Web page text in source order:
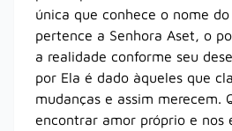
única que conhece o nome
pertence a Senhora Aset, o
a realidade conforme seu
por Ela é dado àqueles que
mudanças e assim merecem.
encontrar amor próprio e nos